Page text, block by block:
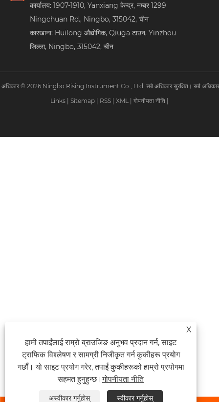
कार्यालय: 1907-1910, Yanxiang केन्द्र, नम्बर 1299
Ningchuan Rd., Ningbo, 315042, चीन
कारखाना: Huilong औद्योगिक, Qiuga टाउन, Yinzhou
जिल्ला, Ningbo, 315042, चीन
अधिकार © 2026 Ningbo Rising Instrument Co., Ltd. सबै अधिकार सुरक्षित। सबै अधिकार
Links
Sitemap RSS XML गोपनीयता नीति
X
हामी तपाईंलाई राम्रो ब्राउजिङ अनुभव प्रदान गर्न, साइट
ट्राफिक विश्लेषण र सामग्री निजीकृत गर्न कुकीहरू प्रयोग
गर्छौं। यो साइट प्रयोग गरेर, तपाईं कुकीहरूको हाम्रो प्रयोगमा
सहमत हुनुहुन्छ।गोपनीयता नीति
अस्वीकार गर्नुहोस् स्वीकार गर्नुहोस्